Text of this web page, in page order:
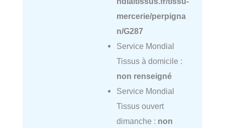
mercerie/perpigna
n/G287
Service Mondial
Tissus à domicile :
non renseigné
Service Mondial
Tissus ouvert
dimanche : non